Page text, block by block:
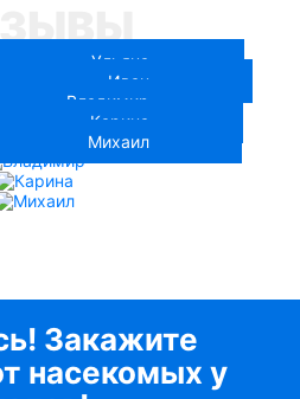
Ульяна
Иван
Владимир
Карина
Михаил
Закажите
насекомых у